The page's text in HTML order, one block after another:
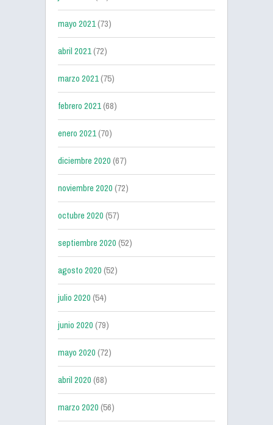
mayo 2021(73)
abril 2021(72)
marzo 2021(75)
febrero 2021(68)
enero 2021(70)
diciembre 2020(67)
noviembre 2020(72)
octubre 2020(57)
septiembre 2020(52)
agosto 2020(52)
julio 2020(54)
junio 2020(79)
mayo 2020(72)
abril 2020(68)
marzo 2020(56)